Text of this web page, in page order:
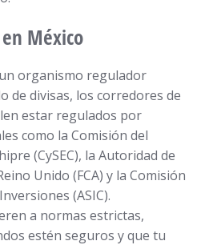
México
organismo regulador
de divisas, los corredores de
estar regulados por
como la Comisión del
(CySEC), la Autoridad de
Unido (FCA) y la Comisión
(ASIC).
a normas estrictas,
estén seguros y que tu